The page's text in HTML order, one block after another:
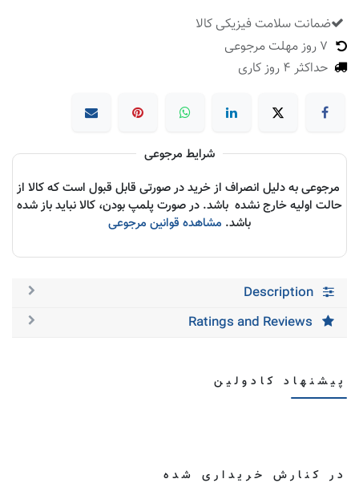
ضمانت سلامت فیزیکی کالا
حداکثر 4 روز کاری
شرایط مرجوعی
مرجوعی به دلیل انصراف از خرید در صورتی قابل قبول است که کالا از
حالت اولیه خارج نشده باشد. در صورت پلمپ بودن، کالا نباید باز شده
باشد. مشاهده قوانین مرجوعی
Description
Ratings and Reviews
پیشنهاد کادولین
در کنارش خریداری شده